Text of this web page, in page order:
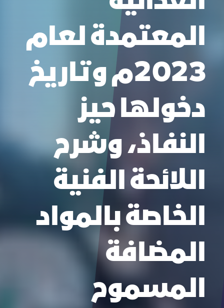
المعتمدة لعام
2023م وتاريخ
دخولها حيز
النفاذ، وشرح
اللائحة الفنية
الخاصة بالمواد
المضافة
المسموح